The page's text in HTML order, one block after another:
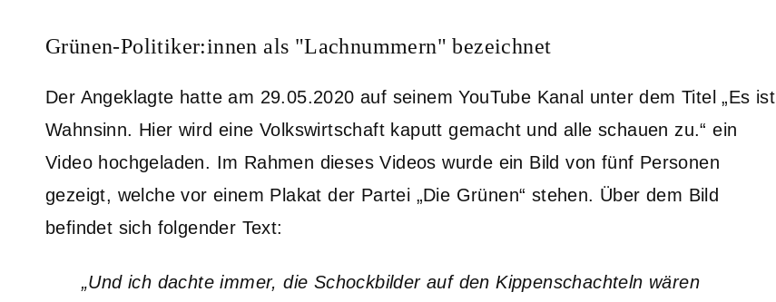
Grünen-Politiker:innen als "Lachnummern" bezeichnet
Der Angeklagte hatte am 29.05.2020 auf seinem YouTube Kanal unter dem Titel „Es ist
Wahnsinn. Hier wird eine Volkswirtschaft kaputt gemacht und alle schauen zu.“ ein
Video hochgeladen. Im Rahmen dieses Videos wurde ein Bild von fünf Personen
gezeigt, welche vor einem Plakat der Partei „Die Grünen“ stehen. Über dem Bild
befindet sich folgender Text:
„Und ich dachte immer, die Schockbilder auf den Kippenschachteln wären